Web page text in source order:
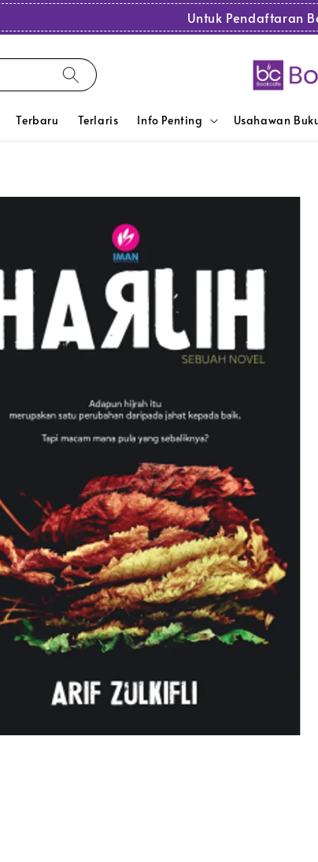
Untuk Pendaftaran
Terbaru Terlaris Info Penting Usahawan